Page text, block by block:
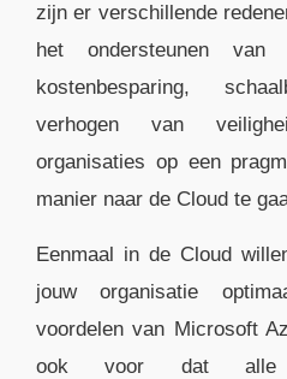
zijn er verschillende
het ondersteunen van
kostenbesparing,
verhogen van
organisaties op een
manier naar de Cloud te
Eenmaal in de Cloud
jouw organisatie
voordelen van Microsoft
ook voor dat alle